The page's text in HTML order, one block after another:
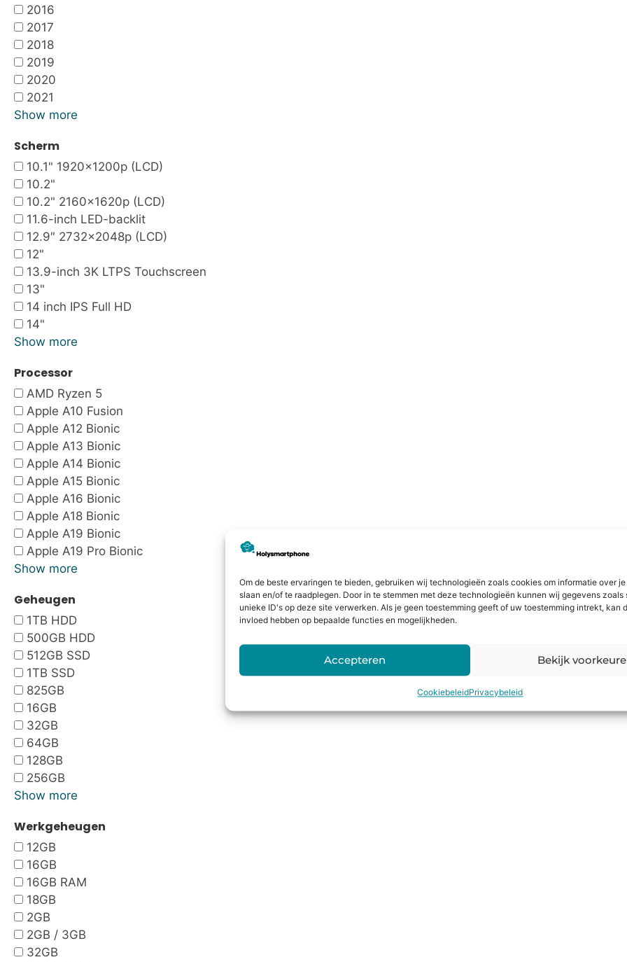
Om de beste ervaringen te bieden, gebruiken wij technologieën zoals cookies om informatie over
slaan en/of te raadplegen. Door in te stemmen met deze technologieën kunnen wij gegevens zoals
unieke ID's op deze site verwerken. Als je geen toestemming geeft of uw toestemming intrekt, kan
invloed hebben op bepaalde functies en mogelijkheden.
Accepteren Bekijk
CookiebeleidPrivacybeleid
2016
2017
2018
2019
2020
2021
Show more
Scherm
10.1" 1920x1200p (LCD)
10.2"
10.2" 2160x1620p (LCD)
11.6-inch LED-backlit
12.9″ 2732×2048p (LCD)
12"
13.9-inch 3K LTPS Touchscreen
13"
14 inch IPS Full HD
14"
Show more
Processor
AMD Ryzen 5
Apple A10 Fusion
Apple A12 Bionic
Apple A13 Bionic
Apple A14 Bionic
Apple A15 Bionic
Apple A16 Bionic
Apple A18 Bionic
Apple A19 Bionic
Apple A19 Pro Bionic
Show more
Geheugen
1TB HDD
500GB HDD
512GB SSD
1TB SSD
825GB
16GB
32GB
64GB
128GB
256GB
Show more
Werkgeheugen
12GB
16GB
16GB RAM
18GB
2GB
2GB / 3GB
32GB